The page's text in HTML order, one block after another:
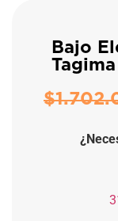
Bajo
$